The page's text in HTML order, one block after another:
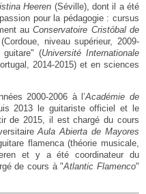
Heeren (Séville), dont il a été
pour la pédagogie : cursus
auConservatoire Cristóbal de
(Cordoue, niveau supérieur, 2009-
guitare" (Université Internationale
2014-2015) et en sciences
2000-2006 à l’Académie de
2013 le guitariste officiel et le
de 2015, il est chargé du cours
Aula Abierta de Mayores
flamenca (théorie musicale,
et y a été coordinateur du
de cours à "Atlantic Flamenco"